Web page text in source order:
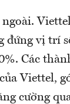
đứng vị trí
Các
Viettel,
cường